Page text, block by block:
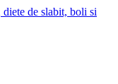
de slabit, boli si